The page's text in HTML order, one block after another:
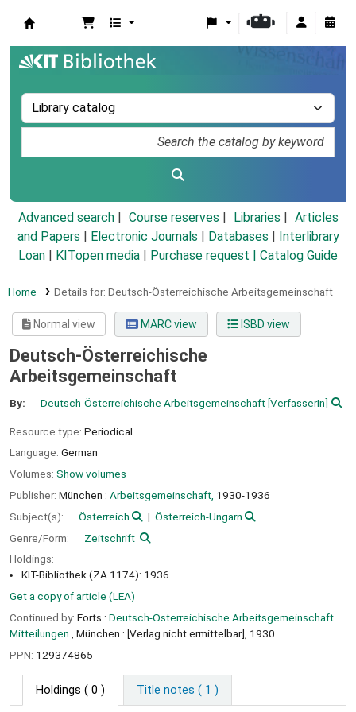
Advanced search Course reserves Libraries
Articles
and Papers
Electronic Journals Databases
Interlibrary
Loan
KITopen media Purchase request | Catalog Guide
Home Details for: Deutsch-Österreichische Arbeitsgemeinschaft
Normal view MARC view ISBD view
Deutsch-Österreichische
Arbeitsgemeinschaft
By: Deutsch-Österreichische Arbeitsgemeinschaft[VerfasserIn]
Resource type: Periodical
Language: German
Volumes: Show volumes
Publisher: München : Arbeitsgemeinschaft, 1930-1936
Subject(s):
Österreich
Österreich-Ungarn
Genre/Form:
Zeitschrift
Holdings:
KIT-Bibliothek (ZA 1174): 1936
Get a copy of article (LEA)
Continued by: Forts.: Deutsch-Österreichische Arbeitsgemeinschaft.
Mitteilungen.
, München : [Verlag nicht ermittelbar], 1930
PPN: 129374865
Holdings ( 0 ) Title notes ( 1 )